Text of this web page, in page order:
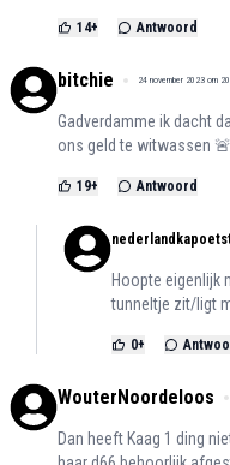
14+ Antwoord
bitchie 24 november 2023 om
Gadverdamme ik dacht
ons geld te witwassen
19+ Antwoord
Hoopte eigenlijk
tunneltje zit/ligt
0+
WouterNoordeloos
Dan heeft Kaag 1 ding